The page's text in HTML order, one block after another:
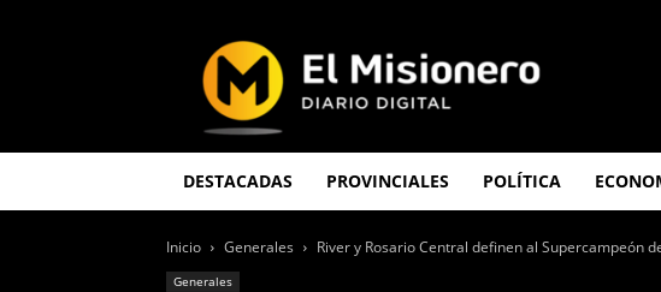
Misionero
DESTACADAS PROVINCIALES POLÍTICA
Inicio Generales River y Rosario Central definen al Supercampeón
Generales